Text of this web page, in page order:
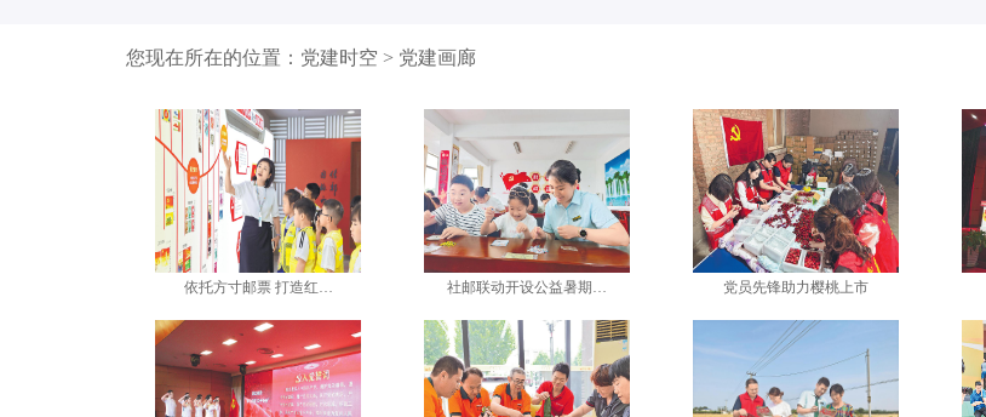
您现在所在的位置： 党建时空 > 党建画廊
依托方寸邮票 打造红… 社邮联动开设公益暑期… 党员先锋助力樱桃上市